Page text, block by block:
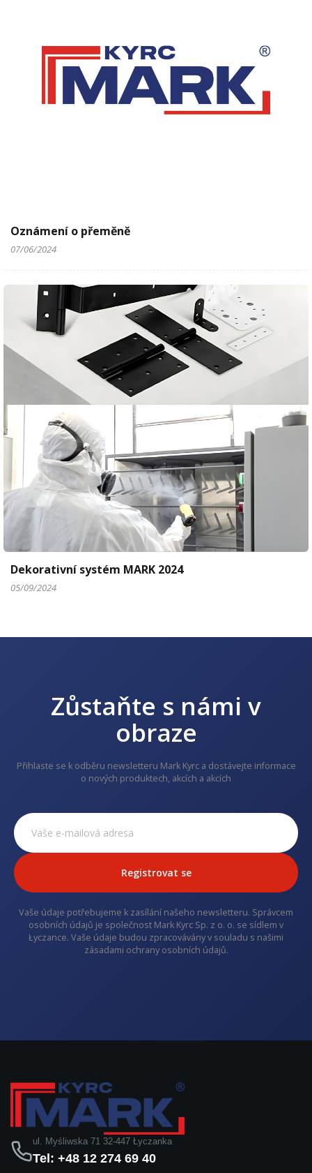
Oznámení o přeměně
07/06/2024
Dekorativní systém MARK 2024
05/09/2024
Zůstaňte s námi v
obraze
Přihlaste se k odběru newsletteru Mark Kyrc a dostávejte informace
o nových produktech, akcích a akcích
Registrovat se
Vaše údaje potřebujeme k zasílání našeho newsletteru. Správcem
osobních údajů je společnost Mark Kyrc Sp. z o. o. se sídlem v
Łyczance. Vaše údaje budou zpracovávány v souladu s našimi
zásadami ochrany osobních údajů.
ul. Myśliwska 71 32-447 Łyczanka
Tel: +48 12 274 69 40